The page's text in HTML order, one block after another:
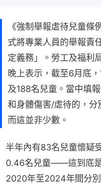
《強制舉報虐待兒童條
式將專業人員的舉報責
定義務」。勞工及福利
晚上表示，截至6月底
及188名兒童。當中填
和身體傷害/虐待的，
而這並非少數。
半年內有83名兒童懷疑
0.46名兒童——這到底
2020年至2024年間分